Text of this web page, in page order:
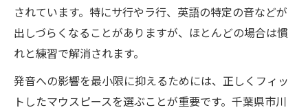
されています。特にサ行やラ行、英語の特定の音などが
出しづらくなることがありますが、ほとんどの場合は慣
れと練習で解消されます。
発音への影響を最小限に抑えるためには、正しくフィッ
トしたマウスピースを選ぶことが重要です。千葉県市川